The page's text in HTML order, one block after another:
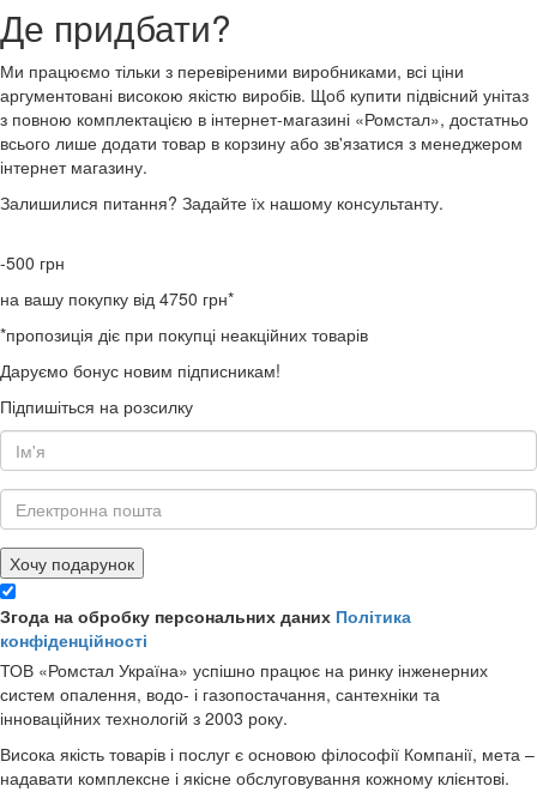
Де придбати?
Ми працюємо тільки з перевіреними виробниками, всі ціни
аргументовані високою якістю виробів. Щоб купити підвісний унітаз
з повною комплектацією в інтернет-магазині «Ромстал», достатньо
всього лише додати товар в корзину або зв'язатися з менеджером
інтернет магазину.
Залишилися питання? Задайте їх нашому консультанту.
-500 грн
на вашу покупку від 4750 грн*
*пропозиція діє при покупці неакційних товарів
Даруємо бонус новим підписникам!
Підпишіться на розсилку
Хочу подарунок
Згода на обробку персональних даних Політика
конфіденційності
ТОВ «Ромстал Україна» успішно працює на ринку інженерних
систем опалення, водо- і газопостачання, сантехніки та
інноваційних технологій з 2003 року.
Висока якість товарів і послуг є основою філософії Компанії, мета –
надавати комплексне і якісне обслуговування кожному клієнтові.